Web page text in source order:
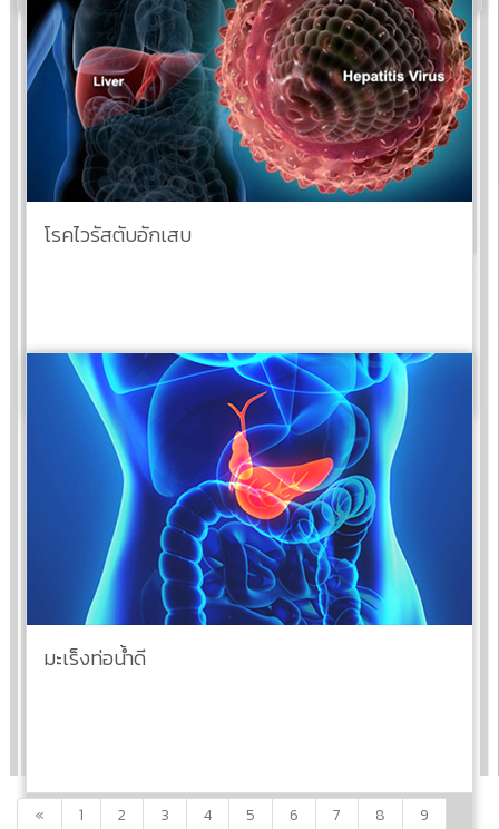
โรคไวรัสตับอักเสบ
อ่านต่อ
มะเร็งท่อน้ำดี
อ่านต่อ
« 1 2 3 4 5 6 7 8
9